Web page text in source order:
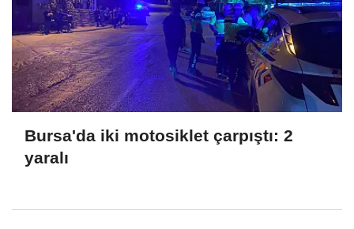
Bursa'da iki motosiklet çarpıştı: 2
yaralı